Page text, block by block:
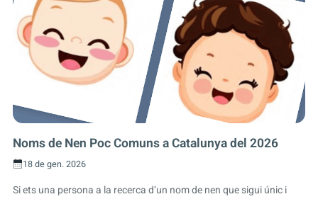
Noms de Nen Poc Comuns a Catalunya del 2026
18 de gen. 2026
Si ets una persona a la recerca d’un nom de nen que sigui únic i